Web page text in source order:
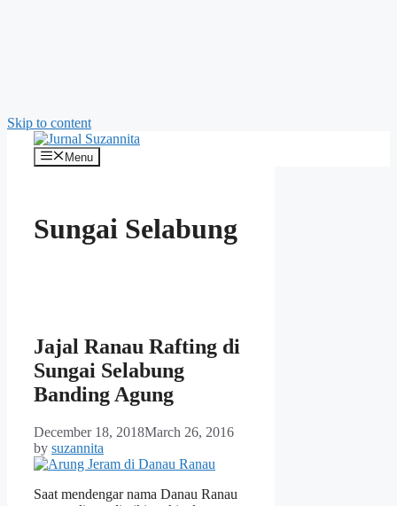
Skip to content
Menu
Sungai Selabung
Jajal Ranau Rafting di
Sungai Selabung
Banding Agung
December 18, 2018March 26, 2016
by suzannita
Saat mendengar nama Danau Ranau